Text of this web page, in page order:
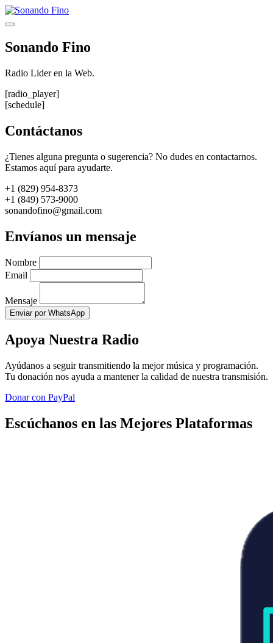
Saltar
al
Menú
Sonando Fino
Radio Lider en la Web.
[radio_player]
[schedule]
Contáctanos
¿Tienes alguna pregunta o sugerencia? No dudes en contactarnos.
Estamos aquí para ayudarte.
+1 (829) 954-8373
+1 (849) 573-9000
sonandofino@gmail.com
Envíanos un mensaje
Nombre
Email
Mensaje
Enviar por WhatsApp
Apoya Nuestra Radio
Ayúdanos a seguir transmitiendo la mejor música y programación.
Tu donación nos ayuda a mantener la calidad de nuestra transmisión.
Donar con PayPal
Escúchanos en las Mejores Plataformas